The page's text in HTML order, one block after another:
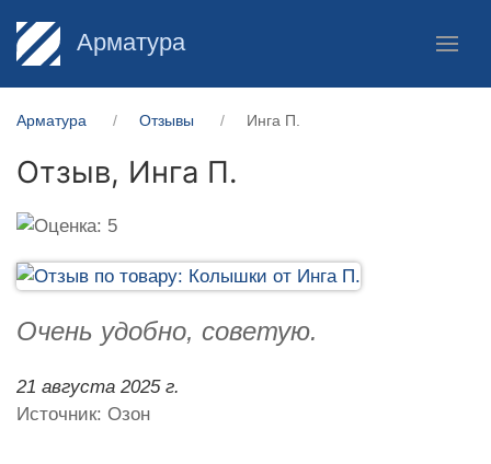
Арматура
Арматура Отзывы Инга П.
Отзыв, Инга П.
Очень удобно, советую.
21 августа 2025 г.
Источник: Озон